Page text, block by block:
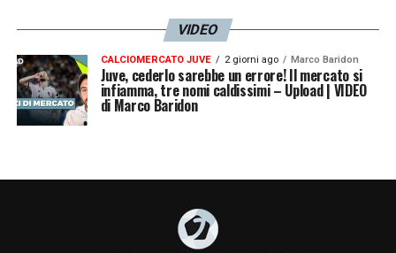
VIDEO
CALCIOMERCATO JUVE 2 giorni ago Marco Baridon
Juve, cederlo sarebbe un errore! Il mercato si
infiamma, tre nomi caldissimi – Upload | VIDEO
di Marco Baridon